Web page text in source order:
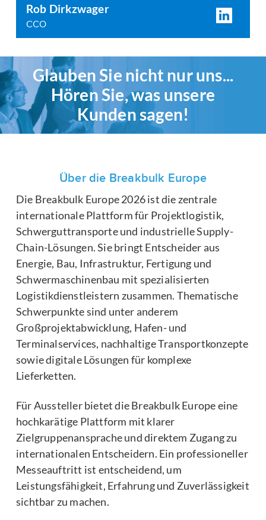
Rob Dirkzwager
CCO
Glauben Sie nicht nur uns...
Hören Sie, was unsere
Kunden sagen!
Über die Breakbulk Europe
Die Breakbulk Europe 2026 ist die zentrale
internationale Plattform für Projektlogistik,
Schwerguttransporte und industrielle Supply-
Chain-Lösungen. Sie bringt Entscheider aus
Energie, Bau, Infrastruktur, Fertigung und
Schwermaschinenbau mit spezialisierten
Logistikdienstleistern zusammen. Thematische
Schwerpunkte sind unter anderem
Großprojektabwicklung, Hafen- und
Terminalservices, nachhaltige Transportkonzepte
sowie digitale Lösungen für komplexe
Lieferketten.
Für Aussteller bietet die Breakbulk Europe eine
hochkarätige Plattform mit klarer
Zielgruppenansprache und direktem Zugang zu
internationalen Entscheidern. Ein professioneller
Messeauftritt ist entscheidend, um
Leistungsfähigkeit, Erfahrung und Zuverlässigkeit
sichtbar zu machen.